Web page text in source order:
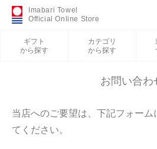
Imabari Towel
Official Online Store
ギフト
から探す
カテゴリ
から探す
カテゴリから探す
お問い合わ
当店へのご要望は、下記フォーム
てください。